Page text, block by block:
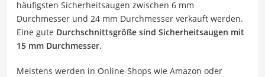
häufigsten Sicherheitsaugen zwischen 6 mm
Durchmesser und 24 mm Durchmesser verkauft werden.
Eine gute Durchschnittsgröße sind Sicherheitsaugen mit
15 mm Durchmesser.
Meistens werden in Online-Shops wie Amazon oder